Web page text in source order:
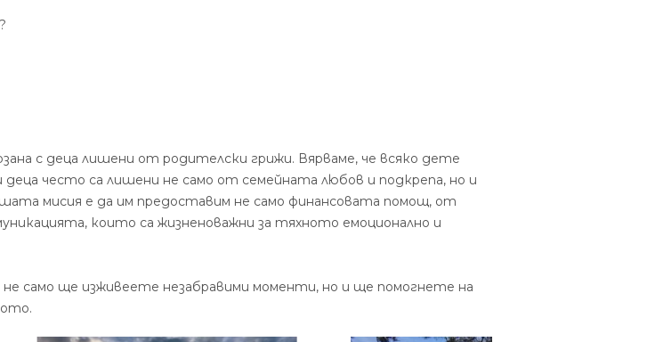
с деца лишени от родителски грижи. Вярваме, че всяко дете
често са лишени не само от семейната любов и подкрепа, но и
мисия е да им предоставим не само финансовата помощ, от
които са жизненоважни за тяхното емоционално и
не само ще изживеете незабравими моменти, но и ще помогнете на